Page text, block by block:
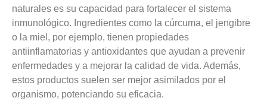
naturales es su capacidad para fortalecer el sistema
inmunológico. Ingredientes como la cúrcuma, el jengibre
o la miel, por ejemplo, tienen propiedades
antiinflamatorias y antioxidantes que ayudan a prevenir
enfermedades y a mejorar la calidad de vida. Además,
estos productos suelen ser mejor asimilados por el
organismo, potenciando su eficacia.